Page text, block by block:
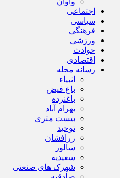
اجتماعی
سیاسی
فرهنگی
ورزشی
حوادث
اقتصادی
رسانه محله
انبیاء
باغ فیض
باغنرده
بهرام آباد
بیست متری
توحید
زرافشان
سالور
سعیدیه
شهرک های صنعتی